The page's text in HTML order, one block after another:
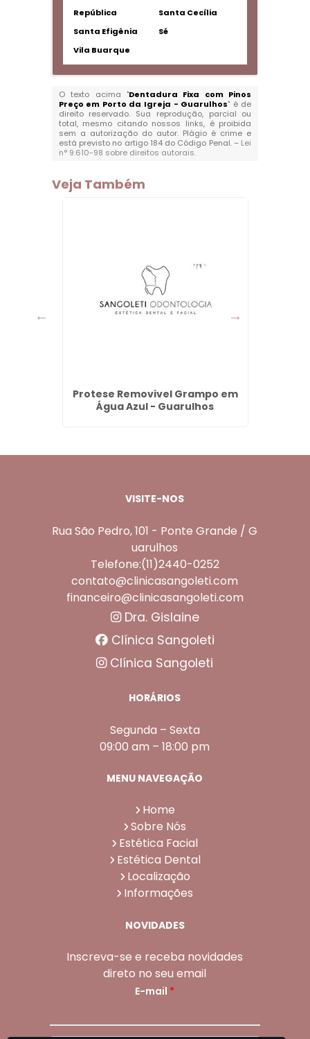
República
Santa Cecília
Santa Efigênia
Sé
Vila Buarque
O texto acima "Dentadura Fixa com Pinos
Preço em Porto da Igreja - Guarulhos" é de
direito reservado. Sua reprodução, parcial ou
total, mesmo citando nossos links, é proibida
sem a autorização do autor. Plágio é crime e
está previsto no artigo 184 do Código Penal. – Lei
n° 9.610-98 sobre direitos autorais.
Veja Também
Protese Removivel Grampo em
Água Azul - Guarulhos
VISITE-NOS
Rua São Pedro, 101 - Ponte Grande / G
uarulhos
Telefone:(11)2440-0252
contato@clinicasangoleti.com
financeiro@clinicasangoleti.com
Dra. Gislaine
Clínica Sangoleti
Clínica Sangoleti
HORÁRIOS
Segunda – Sexta
09:00 am – 18:00 pm
MENU NAVEGAÇÃO
Home
Sobre Nós
Estética Facial
Estética Dental
Localização
Informações
NOVIDADES
Inscreva-se e receba novidades
direto no seu email
E-mail *